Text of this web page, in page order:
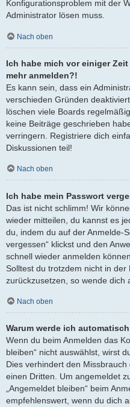
Konfigurationsproblem mit der
Administrator lösen muss.
Nach oben
Ich habe mich vor einiger
mehr anmelden?!
Es kann sein, dass ein
verschieden Gründen
löschen viele Boards
keine Beiträge geschrieben
verringern. Registriere dich
Diskussionen teil!
Nach oben
Ich habe mein Passwort
Das ist nicht schlimm! Wir
wieder mitteilen, du kannst es
du, indem du auf der Anmelde-
vergessen“ klickst und den
schnell wieder anmelden können.
Solltest du trotzdem nicht in
zurückzusetzen, so wende dich
Nach oben
Warum werde ich
Wenn du beim Anmelden das
bleiben“ nicht auswählst, wirst
Dies verhindert den
einen Dritten. Um angemeldet
„Angemeldet bleiben“ beim
empfehlenswert, wenn du dich